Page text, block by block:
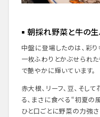
朝採れ野菜と牛の
中盤に登場したのは、彩
一枚ふわりとかぶせられ
で艶やかに輝いています。
赤大根、リーフ、豆、そし
る、まさに食べる“初夏の
ひと口ごとに野菜の力強